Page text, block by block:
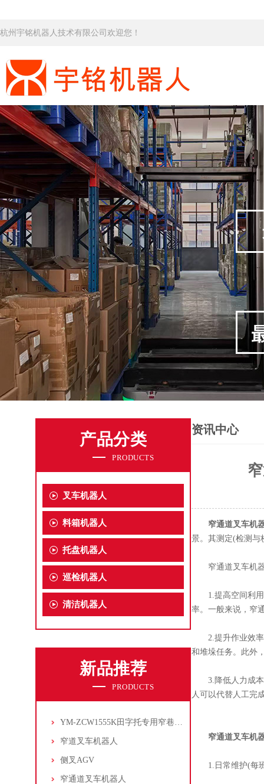
杭州宇铭机器人技术有限公司欢迎您！
产品分类
PRODUCTS
叉车机器人
料箱机器人
托盘机器人
巡检机器人
清洁机器人
新品推荐
PRODUCTS
YM-ZCW1555K田字托专用窄巷道叉车机器人
窄道叉车机器人
侧叉AGV
窄通道叉车机器人
资讯中心
窄通道叉车机
景。其测定(检测与
窄通道叉车机器
1.提高空间利用
率。一般来说，窄
2.提升作业效率
和堆垛任务。此外
3.降低人力成本
人可以代替人工完
窄通道叉车机
1.日常维护(每